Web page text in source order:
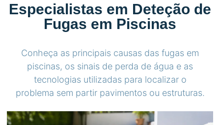
Especialistas em Deteção de
Fugas em Piscinas
Conheça as principais causas das fugas em
piscinas, os sinais de perda de água e as
tecnologias utilizadas para localizar o
problema sem partir pavimentos ou estruturas.